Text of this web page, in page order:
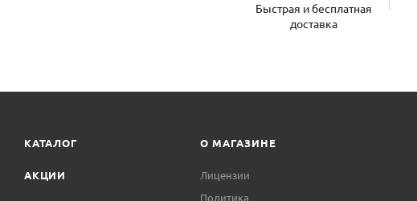
Быстрая и бесплатная
доставка
КАТАЛОГ
АКЦИИ
О МАГАЗИНЕ
Лицензии
Политика